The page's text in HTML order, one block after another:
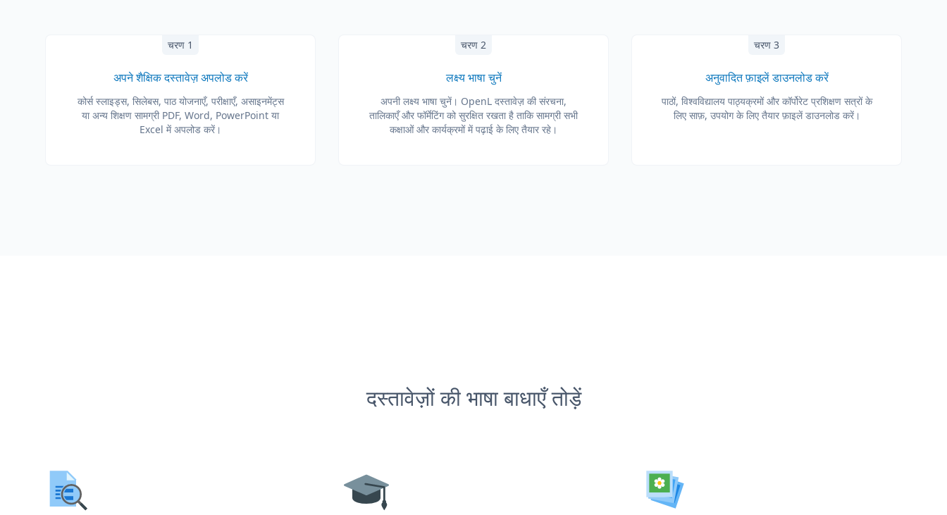
चरण 1
अपने शैक्षिक दस्तावेज़ अपलोड करें
कोर्स स्लाइड्स, सिलेबस, पाठ योजनाएँ, परीक्षाएँ, असाइनमेंट्स
या अन्य शिक्षण सामग्री PDF, Word, PowerPoint या
Excel में अपलोड करें।
चरण 2
लक्ष्य भाषा चुनें
अपनी लक्ष्य भाषा चुनें। OpenL दस्तावेज़ की संरचना,
तालिकाएँ और फॉर्मेटिंग को सुरक्षित रखता है ताकि सामग्री सभी
कक्षाओं और कार्यक्रमों में पढ़ाई के लिए तैयार रहे।
चरण 3
अनुवादित फ़ाइलें डाउनलोड करें
पाठों, विश्वविद्यालय पाठ्यक्रमों और कॉर्पोरेट प्रशिक्षण सत्रों के
लिए साफ़, उपयोग के लिए तैयार फ़ाइलें डाउनलोड करें।
दस्तावेज़ों की भाषा बाधाएँ तोड़ें